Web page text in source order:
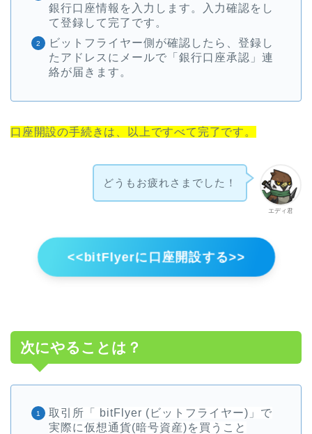
銀行口座情報を入力します。入力確認をし
て登録して完了です。
ビットフライヤー側が確認したら、登録し
たアドレスにメールで「銀行口座承認」連
絡が届きます。
口座開設の手続きは、以上ですべて完了です。
エディ君
どうもお疲れさまでした！
<<bitFlyerに口座開設する>>
次にやることは？
取引所「 bitFlyer (ビットフライヤー)」で
実際に仮想通貨(暗号資産)を買うこと